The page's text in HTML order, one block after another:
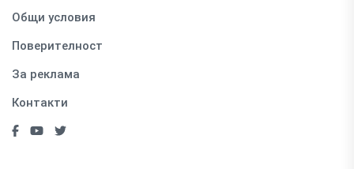
Общи условия
Поверителност
За реклама
Контакти